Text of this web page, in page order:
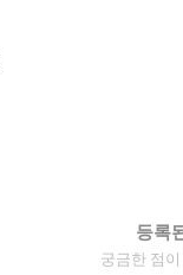
등록
궁금한 점